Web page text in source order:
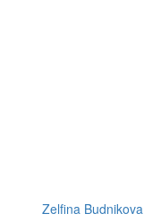
Zelfina Budnikova